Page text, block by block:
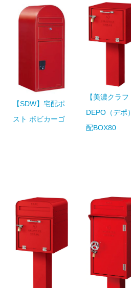
【SDW】宅配ポ
スト ボビカーゴ
【美濃クラフ
DEPO（デポ
配BOX80